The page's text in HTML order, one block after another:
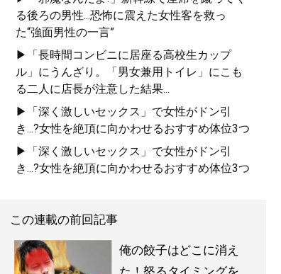
る後ろの男性...恐怖に震えた女性客を救っ
た“強面男性の一言”
▶「長時間コンビニに居座る高校生カップ
ル」にうんざり。「男女兼用トイレ」にこも
る二人に店長が注意した結果...
▶「深く激しいセックス」で女性がドン引
き...?女性を絶頂に向かわせるおすすめ体位3つ
▶「深く激しいセックス」で女性がドン引
き...?女性を絶頂に向かわせるおすすめ体位3つ
この連載の前回記事
俺の餃子はどこに消え
た！怒るタイミングを